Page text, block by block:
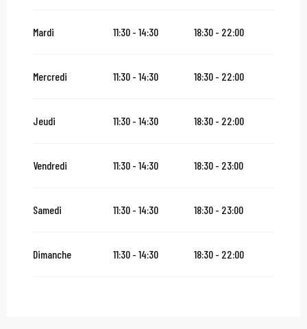
Mardi 11:30 - 14:30 18:30 - 22:00
Mercredi 11:30 - 14:30 18:30 - 22:00
Jeudi 11:30 - 14:30 18:30 - 22:00
Vendredi 11:30 - 14:30 18:30 - 23:00
Samedi 11:30 - 14:30 18:30 - 23:00
Dimanche 11:30 - 14:30 18:30 - 22:00